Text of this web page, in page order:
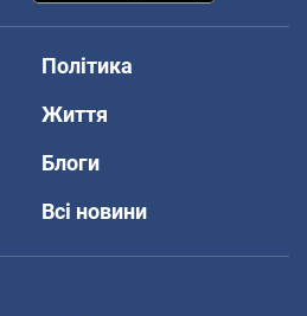
Політика
Життя
Блоги
Всі новини